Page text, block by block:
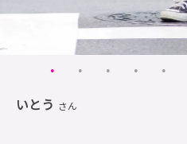
いとう さん